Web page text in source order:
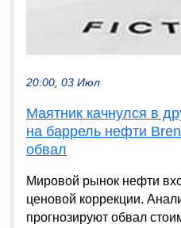
20:00, 03 Июл
Маятник качнулся в
на баррель нефти
обвал
Мировой рынок нефти
ценовой коррекции.
прогнозируют обвал